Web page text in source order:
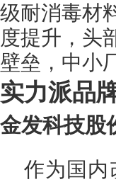
级耐消毒材
度提升，头
壁垒，中小
实力派品
金发科技股
作为国内